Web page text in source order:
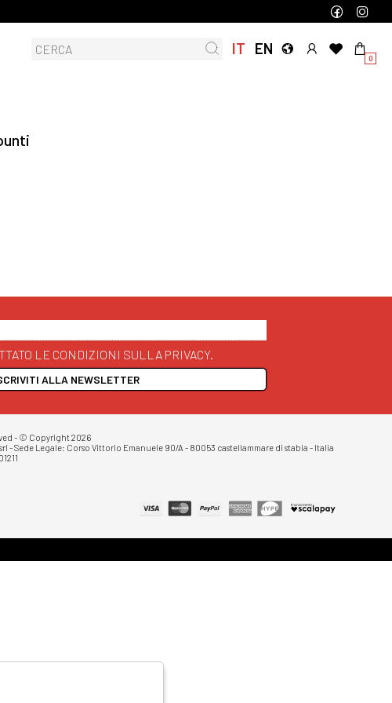
IT EN
0
LE CONDIZIONI SULLA PRIVACY.
ALLA NEWSLETTER
- © Copyright 2026
- Sede Legale: Corso Vittorio Emanuele 90/A - 80053 castellammare di stabia - Italia